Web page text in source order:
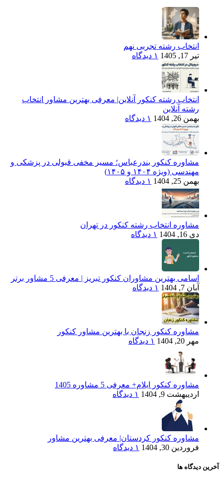
انتخاب رشته تجربی نهم
تیر 17, 1405
۱ دیدگاه
انتخاب رشته کنکور آنلاین| معرفی بهترین مشاور انتخاب
رشته آنلاین
بهمن 26, 1404
۱ دیدگاه
مشاوره کنکور بندرعباس؛ مسیر مخفی قبولی در پزشکی و
مهندسی (ویژه ۱۴۰۴ و ۱۴۰۵)
بهمن 25, 1404
۱ دیدگاه
مشاوره انتخاب رشته کنکور در تهران
دی 16, 1404
۱ دیدگاه
اسامی بهترین مشاوران کنکور تبریز | معرفی 5 مشاور برتر
آبان 7, 1404
۱ دیدگاه
مشاوره کنکور زنجان با بهترین مشاور کنکور
مهر 20, 1404
۱ دیدگاه
مشاوره کنکور ایلام+ معرفی 5 مشاوره 1405
اردیبهشت 9, 1404
۱ دیدگاه
مشاوره کنکور کردستان| معرفی بهترین مشاور
فروردین 30, 1404
۱ دیدگاه
آخرین دیدگاه ها